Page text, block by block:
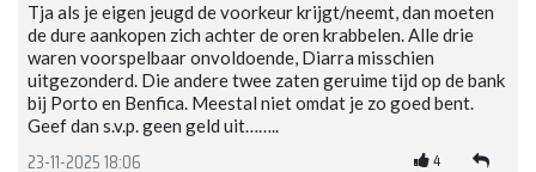
Tja als je eigen jeugd de voorkeur krijgt/neemt, dan moeten
de dure aankopen zich achter de oren krabbelen. Alle drie
waren voorspelbaar onvoldoende, Diarra misschien
uitgezonderd. Die andere twee zaten geruime tijd op de bank
bij Porto en Benfica. Meestal niet omdat je zo goed bent.
Geef dan s.v.p. geen geld uit……..
23-11-2025 18:06 4